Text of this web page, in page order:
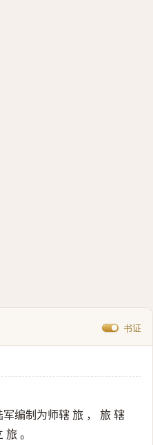
书证
编制为师辖 旅 ， 旅 辖
。